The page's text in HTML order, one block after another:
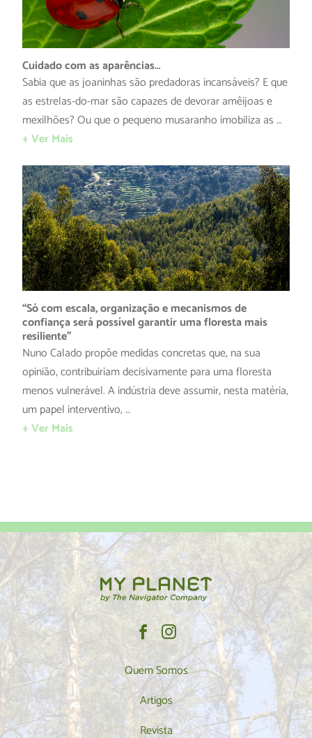
Cuidado com as aparências…
Sabia que as joaninhas são predadoras incansáveis? E que
as estrelas-do-mar são capazes de devorar amêijoas e
mexilhões? Ou que o pequeno musaranho imobiliza as …
+ Ver Mais
“Só com escala, organização e mecanismos de
confiança será possível garantir uma floresta mais
resiliente”
Nuno Calado propõe medidas concretas que, na sua
opinião, contribuiriam decisivamente para uma floresta
menos vulnerável. A indústria deve assumir, nesta matéria,
um papel interventivo, …
+ Ver Mais
Quem Somos
Artigos
Revista